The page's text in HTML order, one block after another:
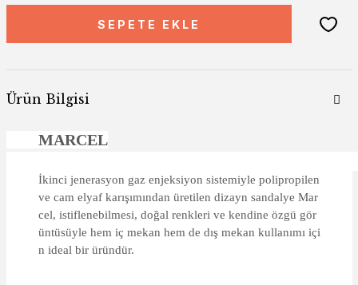
SEPETE EKLE
Ürün Bilgisi
MARCEL
İkinci jenerasyon gaz enjeksiyon sistemiyle polipropilen
ve cam elyaf karışımından üretilen dizayn sandalye Mar
cel, istiflenebilmesi, doğal renkleri ve kendine özgü gör
üntüsüyle hem iç mekan hem de dış mekan kullanımı içi
n ideal bir üründür.